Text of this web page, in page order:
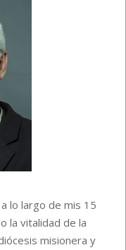
lo largo de mis 15
la vitalidad de la
misionera y